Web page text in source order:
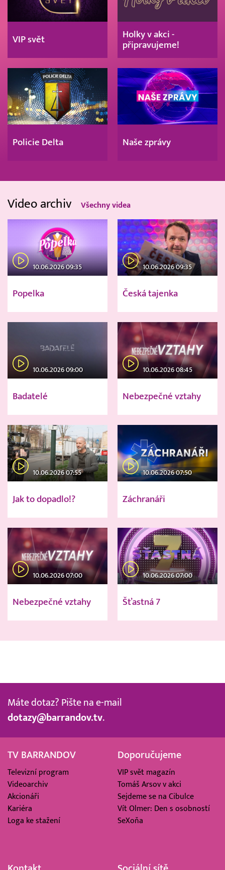
VIP svět
Holky v akci -
připravujeme!
Policie Delta Naše zprávy
Video archiv Všechny videa
10.06.2026 09:35
Popelka
10.06.2026 09:35
Česká tajenka
10.06.2026 09:00
Badatelé
10.06.2026 08:45
Nebezpečné vztahy
10.06.2026 07:55
Jak to dopadlo!?
10.06.2026 07:50
Záchranáři
10.06.2026 07:00
Nebezpečné vztahy
10.06.2026 07:00
Šťastná 7
Máte dotaz? Pište na e-mail
dotazy@barrandov.tv.
TV BARRANDOV
Televizní program
Videoarchiv
Akcionáři
Kariéra
Loga ke stažení
Doporučujeme
VIP svět magazín
Tomáš Arsov v akci
Sejdeme se na Cibulce
Vít Olmer: Den s osobností
SeXoňa